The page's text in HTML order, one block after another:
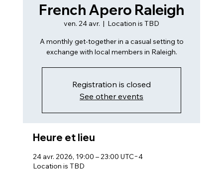
French Apero Raleigh
ven. 24 avr.
  |
Location is TBD
A monthly get-together in a casual setting to
exchange with local members in Raleigh.
Registration is closed
See other events
Heure et lieu
24 avr. 2026, 19:00 – 23:00 UTC−4
Location is TBD